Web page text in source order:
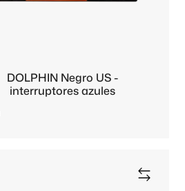
DOLPHIN Negro US -
interruptores azules